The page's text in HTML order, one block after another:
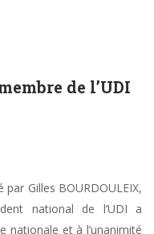
de l’UDI
Gilles BOURDOULEIX,
national de l’UDI a
nationale et à l’unanimité